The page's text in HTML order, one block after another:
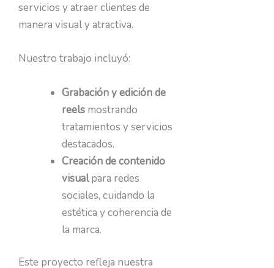
servicios y atraer clientes de
manera visual y atractiva.
Nuestro trabajo incluyó:
Grabación y edición de
reels mostrando
tratamientos y servicios
destacados.
Creación de contenido
visualpara redes
sociales, cuidando la
estética y coherencia de
la marca.
Este proyecto refleja nuestra